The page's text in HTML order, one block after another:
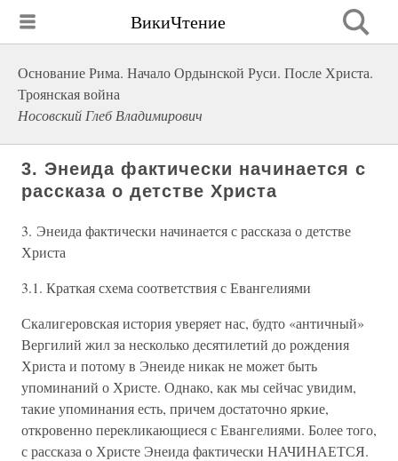
ВикиЧтение
Основание Рима. Начало Ордынской Руси. После Христа.
Троянская война
Носовский Глеб Владимирович
3. Энеида фактически начинается с
рассказа о детстве Христа
3. Энеида фактически начинается с рассказа о детстве
Христа
3.1. Краткая схема соответствия с Евангелиями
Скалигеровская история уверяет нас, будто «античный»
Вергилий жил за несколько десятилетий до рождения
Христа и потому в Энеиде никак не может быть
упоминаний о Христе. Однако, как мы сейчас увидим,
такие упоминания есть, причем достаточно яркие,
откровенно перекликающиеся с Евангелиями. Более того,
с рассказа о Христе Энеида фактически НАЧИНАЕТСЯ.